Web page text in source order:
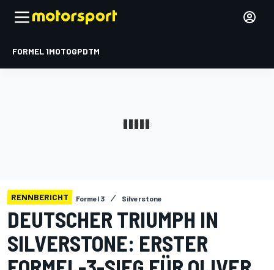
FORMEL 1MOTOGPDTM
RENNBERICHT Formel 3 Silverstone
DEUTSCHER TRIUMPH IN
SILVERSTONE: ERSTER